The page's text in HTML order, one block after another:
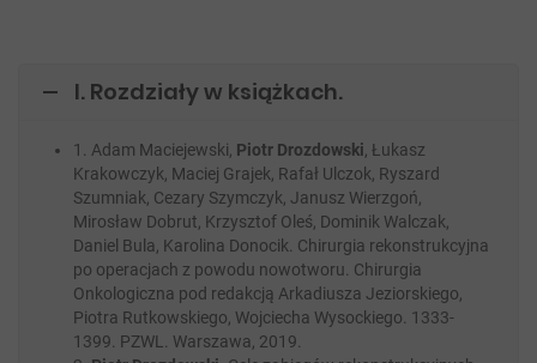
I. Rozdziały w książkach.
1. Adam Maciejewski, Piotr Drozdowski , Łukasz
Krakowczyk, Maciej Grajek, Rafał Ulczok, Ryszard
Szumniak, Cezary Szymczyk, Janusz Wierzgoń,
Mirosław Dobrut, Krzysztof Oleś, Dominik Walczak,
Daniel Bula, Karolina Donocik. Chirurgia rekonstrukcyjna
po operacjach z powodu nowotworu. Chirurgia
Onkologiczna pod redakcją Arkadiusza Jeziorskiego,
Piotra Rutkowskiego, Wojciecha Wysockiego. 1333-
1399. PZWL. Warszawa, 2019.